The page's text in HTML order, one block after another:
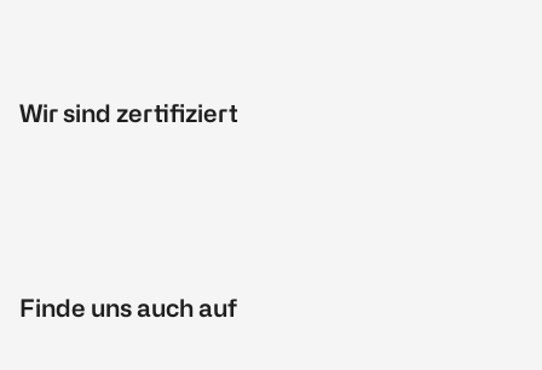
Wir sind zertifiziert
Finde uns auch auf